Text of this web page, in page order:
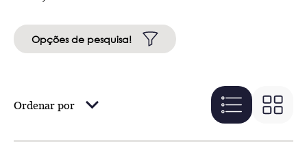
Opções de pesquisa!
Ordenar por